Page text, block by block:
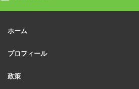
ホーム
プロフィール
政策